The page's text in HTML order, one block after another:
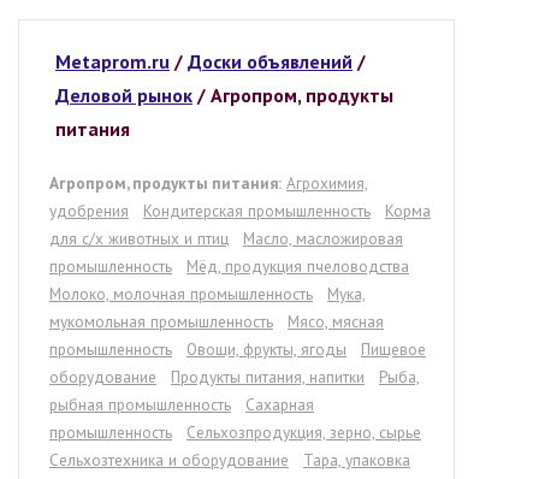
Metaprom.ru / Доски объявлений /
Деловой рынок / Агропром, продукты
питания
Агропром, продукты питания: Агрохимия,
удобрения
Кондитерская промышленность
Корма
для с/х животных и птиц
Масло, масложировая
промышленность
Мёд, продукция пчеловодства
Молоко, молочная промышленность
Мука,
мукомольная промышленность
Мясо, мясная
промышленность
Овощи, фрукты, ягоды
Пищевое
оборудование
Продукты питания, напитки
Рыба,
рыбная промышленность
Сахарная
промышленность
Сельхозпродукция, зерно, сырье
Сельхозтехника и оборудование
Тара, упаковка